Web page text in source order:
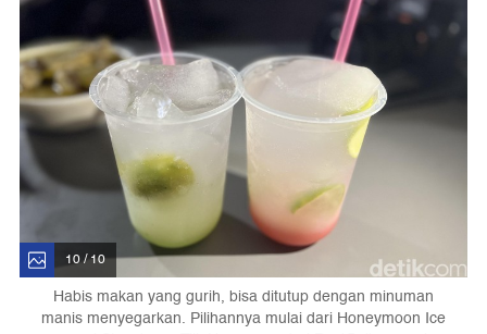
10 / 10
Habis makan yang gurih, bisa ditutup dengan minuman
manis menyegarkan. Pilihannya mulai dari Honeymoon Ice